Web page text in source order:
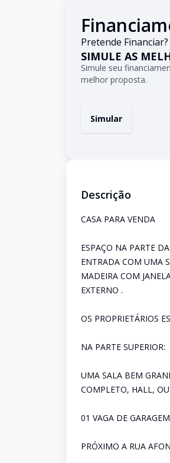
Pretende Financiar?
SIMULE AS
Simule seu
melhor proposta.
Simular
Descrição
CASA PARA VENDA
ESPAÇO NA PARTE
ENTRADA COM UMA
MADEIRA COM
EXTERNO .
OS PROPRIETÁRIOS
NA PARTE SUPERIOR:
UMA SALA BEM
COMPLETO, HALL,
01 VAGA DE
PRÓXIMO A RUA